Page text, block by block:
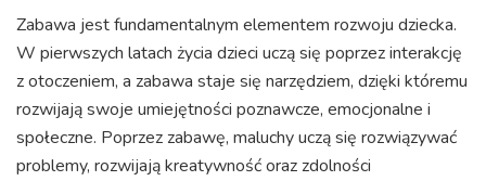
Zabawa jest fundamentalnym elementem rozwoju dziecka.
W pierwszych latach życia dzieci uczą się poprzez interakcję
z otoczeniem, a zabawa staje się narzędziem, dzięki któremu
rozwijają swoje umiejętności poznawcze, emocjonalne i
społeczne. Poprzez zabawę, maluchy uczą się rozwiązywać
problemy, rozwijają kreatywność oraz zdolności